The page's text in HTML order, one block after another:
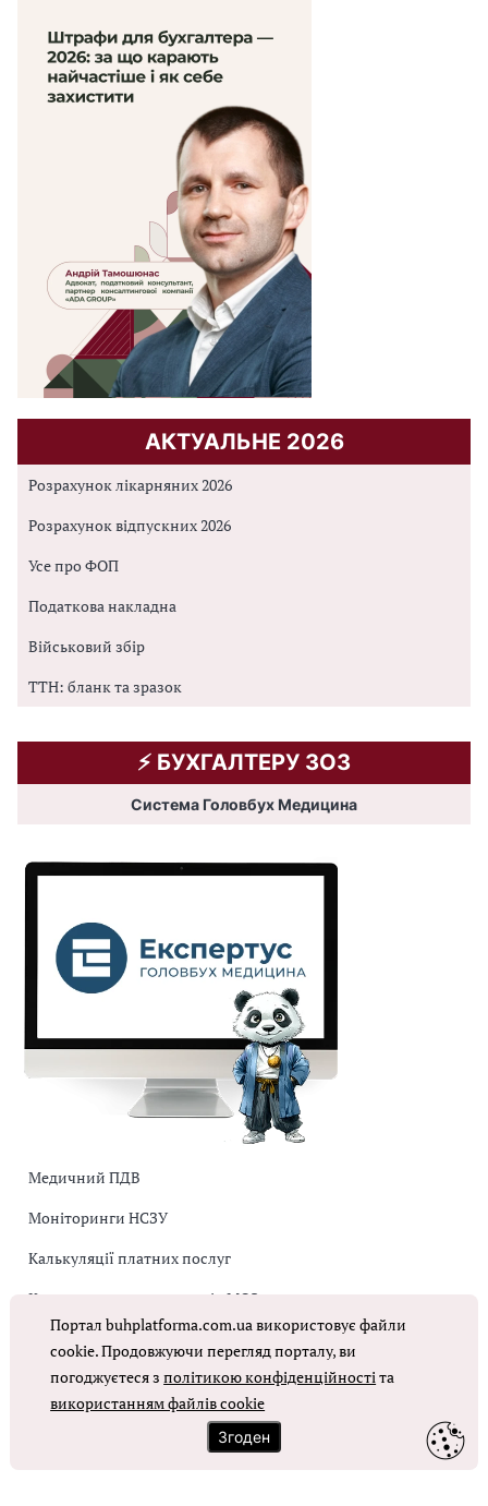
АКТУАЛЬНЕ 2026
Розрахунок лікарняних 2026
Розрахунок відпускних 2026
Усе про ФОП
Податкова накладна
Військовий збір
ТТН: бланк та зразок
⚡️ БУХГАЛТЕРУ ЗОЗ
Система Головбух Медицина
Медичний ПДВ
Моніторинги НСЗУ
Калькуляції платних послуг
Коригувальна накладна від МОЗ
Оплата праці в КНП
ОТРИМАТИ ДОСТУП
Портал buhplatforma.com.ua використовує файли
cookie. Продовжуючи перегляд порталу, ви
погоджуєтеся зполітикою конфіденційностіта
використанням файлів cookie
Згоден